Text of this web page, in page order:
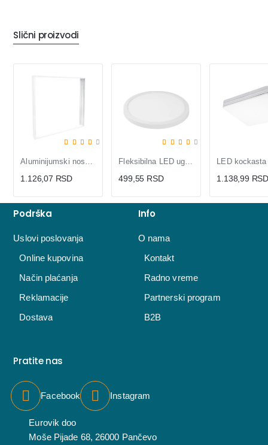
Slični proizvodi
Aluminijumski nosač za LNP-B LED panele
1.126,07 RSD
Fleksibilna LED ugradna panel lampa 15W
499,55 RSD 1.138,99 RSD
Podrška
Uslovi poslovanja
Online kupovina
Način plaćanja
Reklamacije
Dostava
Info
O nama
Kontakt
Radno vreme
Partnerski program
B2B
Pratite nas
Facebook Instagram
Eurovik doo
Moše Pijade 68, 26000 Pančevo